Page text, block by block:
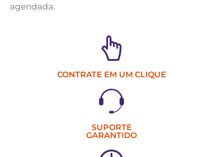
agendada.
CONTRATE EM UM CLIQUE
SUPORTE
GARANTIDO